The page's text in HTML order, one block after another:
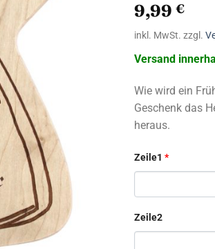
9,99 €
inkl. MwSt. zzgl.
Versand
Wie wird ein
Geschenk das
heraus.
Zeile1 *
Zeile2